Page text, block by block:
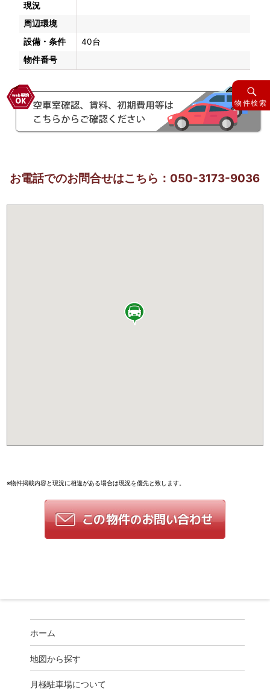
現況
周辺環境
設備・条件
40台
物件番号
お電話でのお問合せはこちら：050-3173-9036
※物件掲載内容と現況に相違がある場合は現況を優先と致します。
物件検索
ホーム
地図から探す
月極駐車場について